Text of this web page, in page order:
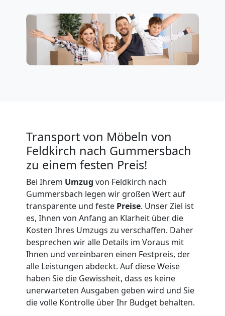
Transport von Möbeln von
Feldkirch nach Gummersbach
zu einem festen Preis!
Bei Ihrem Umzug von Feldkirch nach
Gummersbach legen wir großen Wert auf
transparente und feste Preise. Unser Ziel ist
es, Ihnen von Anfang an Klarheit über die
Kosten Ihres Umzugs zu verschaffen. Daher
besprechen wir alle Details im Voraus mit
Ihnen und vereinbaren einen Festpreis, der
alle Leistungen abdeckt. Auf diese Weise
haben Sie die Gewissheit, dass es keine
unerwarteten Ausgaben geben wird und Sie
die volle Kontrolle über Ihr Budget behalten.
Büroumzug
Feldkirch
Tragehilfe
Feldkirch
Kleiner
Umzug
Feldkirch
Küchenumzug